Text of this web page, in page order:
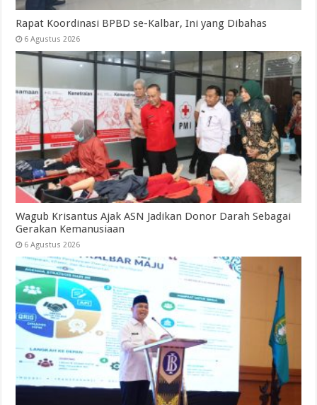
Rapat Koordinasi BPBD se-Kalbar, Ini yang Dibahas
6 Agustus 2026
Wagub Krisantus Ajak ASN Jadikan Donor Darah Sebagai
Gerakan Kemanusiaan
6 Agustus 2026